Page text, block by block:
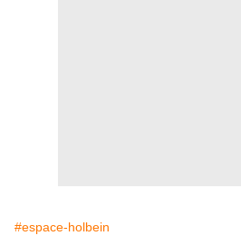
#espace-holbein